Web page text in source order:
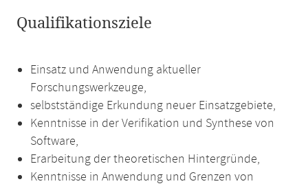
Qualifikationsziele
Einsatz und Anwendung aktueller
Forschungswerkzeuge,
selbstständige Erkundung neuer Einsatzgebiete,
Kenntnisse in der Verifikation und Synthese von
Software,
Erarbeitung der theoretischen Hintergründe,
Kenntnisse in Anwendung und Grenzen von